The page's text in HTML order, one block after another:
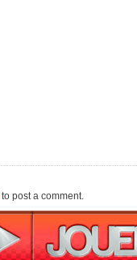
to post a comment.